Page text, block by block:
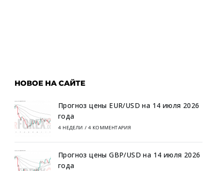
НОВОЕ НА САЙТЕ
Прогноз цены EUR/USD на 14 июля 2026
года
4 НЕДЕЛИ / 4 КОММЕНТАРИЯ
Прогноз цены GBP/USD на 14 июля 2026
года